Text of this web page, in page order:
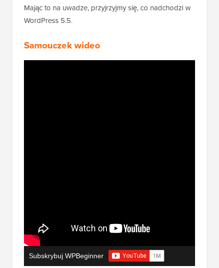
Mając to na uwadze, przyjrzyjmy się, co nadchodzi w
WordPress 5.5.
Samouczek wideo
Subskrybuj WPBeginner